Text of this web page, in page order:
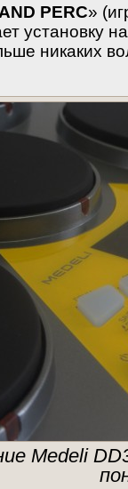
PERC»
установку
никаких
Medeli